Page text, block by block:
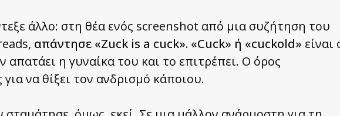
άλλο: στη θέα ενός screenshot από μια συζήτηση του
απάντησε «Zuck is a cuck». «Cuck» ή «cuckold» είναι
απατάει η γυναίκα του και το επιτρέπει. Ο όρος
να θίξει τον ανδρισμό κάποιου.